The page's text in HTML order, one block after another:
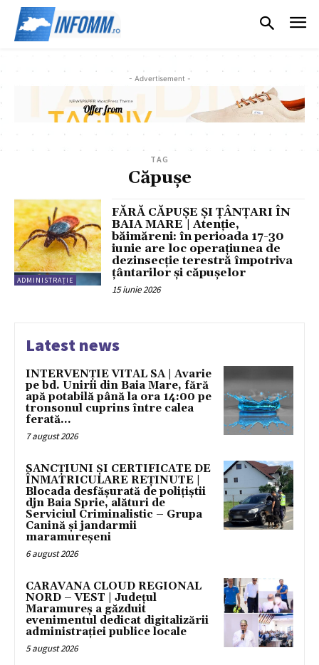
- Advertisement -
TAG
Căpușe
ADMINISTRAȚIE
FĂRĂ CĂPUȘE ȘI ȚÂNȚARI ÎN
BAIA MARE | Atenție,
băimăreni: în perioada 17-30
iunie are loc operațiunea de
dezinsecție terestră împotriva
ţântarilor şi căpuşelor
15 iunie 2026
Latest news
INTERVENȚIE VITAL SA | Avarie
pe bd. Unirii din Baia Mare, fără
apă potabilă până la ora 14:00 pe
tronsonul cuprins între calea
ferată...
7 august 2026
SANCȚIUNI ȘI CERTIFICATE DE
ÎNMATRICULARE REȚINUTE |
Blocada desfășurată de polițiștii
djn Baia Sprie, alături de
Serviciul Criminalistic – Grupa
Canină și jandarmii
maramureșeni
6 august 2026
CARAVANA CLOUD REGIONAL
NORD – VEST | Județul
Maramureș a găzduit
evenimentul dedicat digitalizării
administrației publice locale
5 august 2026